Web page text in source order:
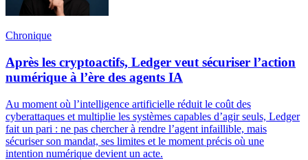
Chronique
Après les cryptoactifs, Ledger veut sécuriser l’action
numérique à l’ère des agents IA
Au moment où l’intelligence artificielle réduit le coût des
cyberattaques et multiplie les systèmes capables d’agir seuls, Ledger
fait un pari : ne pas chercher à rendre l’agent infaillible, mais
sécuriser son mandat, ses limites et le moment précis où une
intention numérique devient un acte.